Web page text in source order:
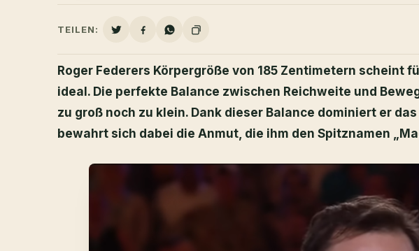
TEILEN:
Roger Federers Körpergröße von 185 Zentimetern scheint
ideal. Die perfekte Balance zwischen Reichweite und
zu groß noch zu klein. Dank dieser Balance dominiert er
bewahrt sich dabei die Anmut, die ihm den Spitznamen